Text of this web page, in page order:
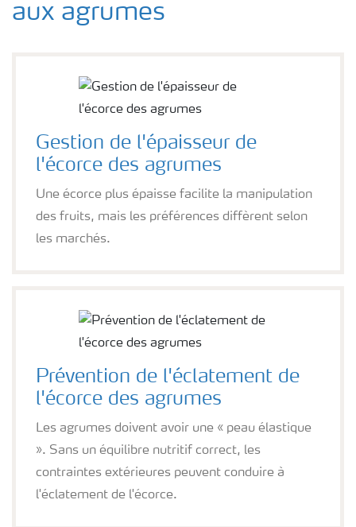
aux agrumes
Gestion de l'épaisseur de
l'écorce des agrumes
Une écorce plus épaisse facilite la manipulation
des fruits, mais les préférences diffèrent selon
les marchés.
Prévention de l'éclatement de
l'écorce des agrumes
Les agrumes doivent avoir une « peau élastique
». Sans un équilibre nutritif correct, les
contraintes extérieures peuvent conduire à
l'éclatement de l'écorce.